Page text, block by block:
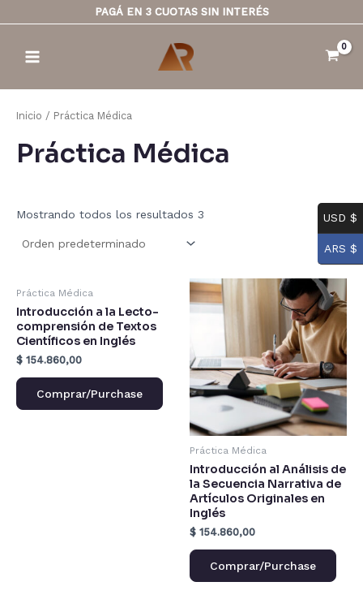
al
PAGÁ EN 3 CUOTAS SIN INTERÉS
Menu
Inicio / Práctica Médica
Práctica Médica
Mostrando todos los resultados 3
Práctica Médica
Introducción a la Lecto-
comprensión de Textos
Científicos en Inglés
$ 154.860,00
Comprar/Purchase
Práctica Médica
Introducción al Análisis de
la Secuencia Narrativa de
Artículos Originales en
Inglés
$ 154.860,00
Comprar/Purchase
USD $
ARS $